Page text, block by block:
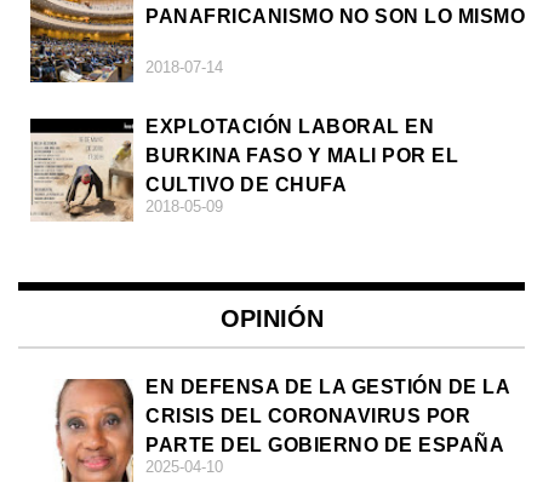
PANAFRICANISMO NO SON LO MISMO
2018-07-14
EXPLOTACIÓN LABORAL EN
BURKINA FASO Y MALI POR EL
CULTIVO DE CHUFA
2018-05-09
OPINIÓN
EN DEFENSA DE LA GESTIÓN DE LA
CRISIS DEL CORONAVIRUS POR
PARTE DEL GOBIERNO DE ESPAÑA
2025-04-10